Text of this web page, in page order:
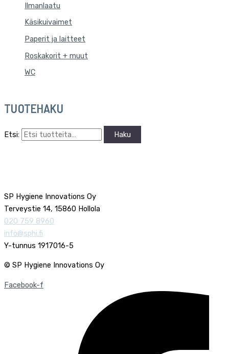
Ilmanlaatu
Käsikuivaimet
Paperit ja laitteet
Roskakorit + muut
WC
TUOTEHAKU
Etsi: Haku
SP Hygiene Innovations Oy
Terveystie 14, 15860 Hollola
020 759 8960
info@sphi.fi
Y-tunnus 1917016-5
© SP Hygiene Innovations Oy
Facebook-f